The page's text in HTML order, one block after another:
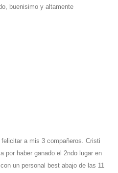
buenisimo y altamente
a mis 3 compañeros. Cristi
por haber ganado el 2ndo lugar en
un personal best abajo de las 11